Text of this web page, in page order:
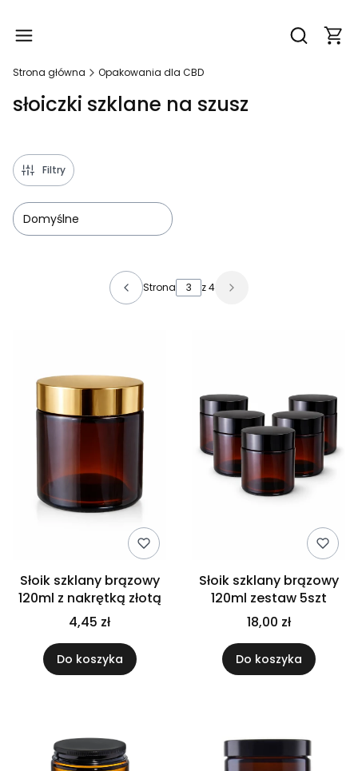
Otwórz
Strona główna Opakowania dla CBD
słoiczki szklane na szusz
Filtry
Domyślne
Lista produktów
Strona z 4
Słoik szklany brązowy
120ml z nakrętką złotą
4,45 zł
Do koszyka
Słoik szklany brązowy
120ml zestaw 5szt
18,00 zł
Do koszyka